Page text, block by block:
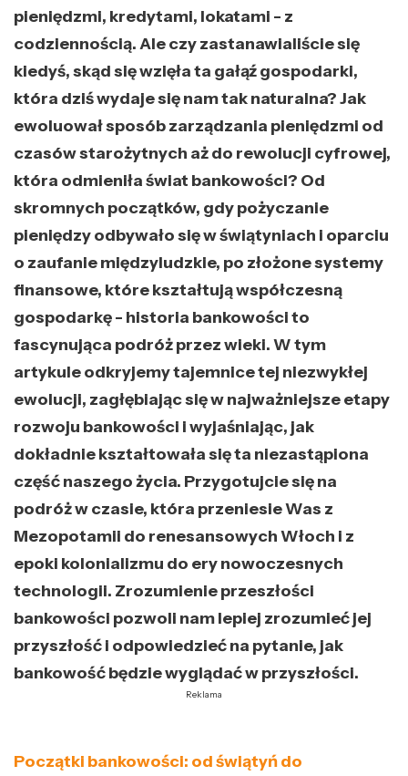
pieniędzmi, kredytami, lokatami - z
codziennością. Ale czy zastanawialiście się
kiedyś, skąd się wzięła ta gałąź gospodarki,
która dziś wydaje się nam tak naturalna? Jak
ewoluował sposób zarządzania pieniędzmi od
czasów starożytnych aż do rewolucji cyfrowej,
która odmieniła świat bankowości? Od
skromnych początków, gdy pożyczanie
pieniędzy odbywało się w świątyniach i oparciu
o zaufanie międzyludzkie, po złożone systemy
finansowe, które kształtują współczesną
gospodarkę - historia bankowości to
fascynująca podróż przez wieki. W tym
artykule odkryjemy tajemnice tej niezwykłej
ewolucji, zagłębiając się w najważniejsze etapy
rozwoju bankowości i wyjaśniając, jak
dokładnie kształtowała się ta niezastąpiona
część naszego życia. Przygotujcie się na
podróż w czasie, która przeniesie Was z
Mezopotamii do renesansowych Włoch i z
epoki kolonializmu do ery nowoczesnych
technologii. Zrozumienie przeszłości
bankowości pozwoli nam lepiej zrozumieć jej
przyszłość i odpowiedzieć na pytanie, jak
bankowość będzie wyglądać w przyszłości.
Reklama
Początki bankowości: od świątyń do